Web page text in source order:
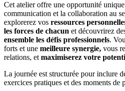
Cet atelier offre une opportunité
communication et la collaboration au
explorerez vos ressources
les forces de chacun et découvrirez
ensemble les défis professionnels.
forts et une meilleure synergie, vous
relations, et maximiserez votre
La journée est structurée pour inclure
exercices pratiques et des moments de